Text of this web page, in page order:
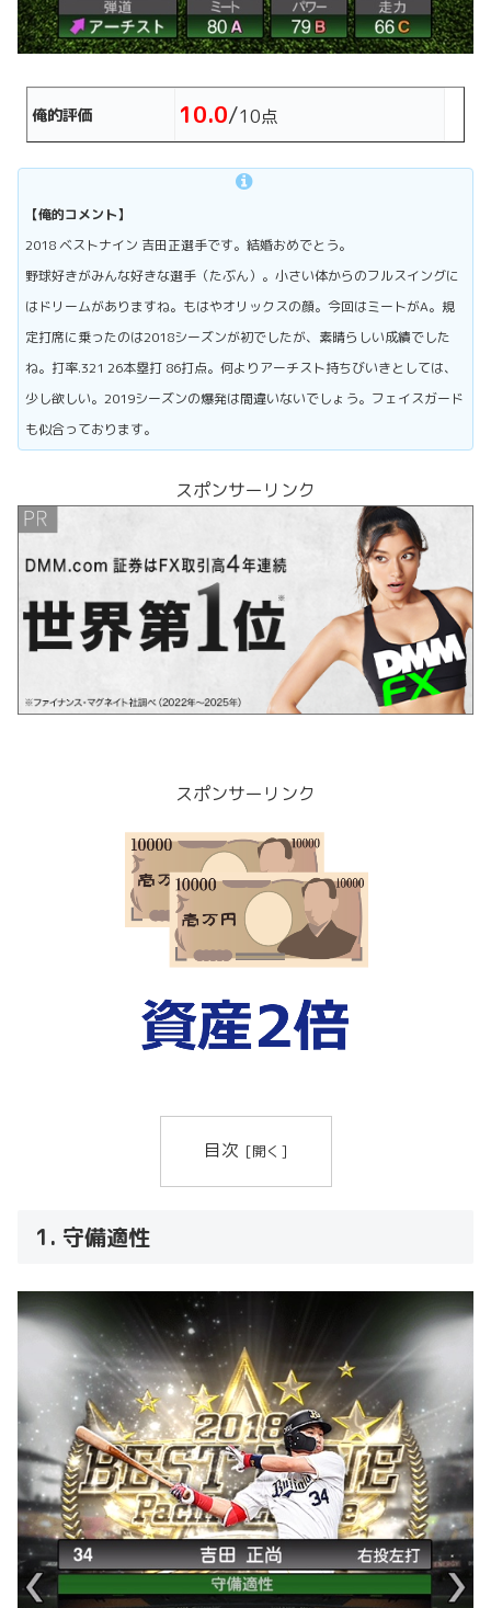
俺的評価 10.0/10点
【俺的コメント】
2018 ベストナイン 吉田正選手です。結婚おめでとう。
野球好きがみんな好きな選手（たぶん）。小さい体からのフルスイングに
はドリームがありますね。もはやオリックスの顔。今回はミートがA。規
定打席に乗ったのは2018シーズンが初でしたが、素晴らしい成績でした
ね。打率.321 26本塁打 86打点。何よりアーチスト持ちびいきとしては、
少し欲しい。2019シーズンの爆発は間違いないでしょう。フェイスガード
も似合っております。
スポンサーリンク
スポンサーリンク
目次
1. 守備適性